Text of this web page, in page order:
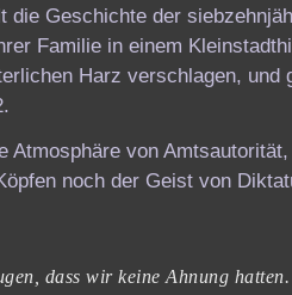
die Geschichte der
Familie in einem
Harz verschlagen, und
von
noch der Geist von
dass wir keine Ahnung